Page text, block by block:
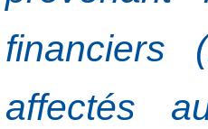
financiers
affectés